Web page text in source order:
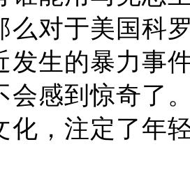
么对于美国科
发生的暴力事
会感到惊奇了
化，注定了年